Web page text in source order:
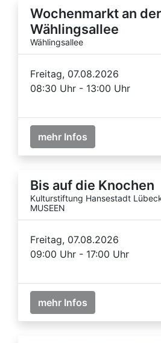
Wochenmarkt an der
Wählingsallee
Wählingsallee
Freitag, 07.08.2026
08:30 Uhr - 13:00 Uhr
mehr Infos
Bis auf die Knochen
Kulturstiftung Hansestadt
MUSEEN
Freitag, 07.08.2026
09:00 Uhr - 17:00 Uhr
mehr Infos